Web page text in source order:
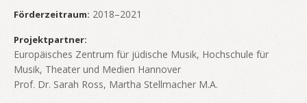
Förderzeitraum: 2018–2021
Projektpartner:
Europäisches Zentrum für jüdische Musik, Hochschule für
Musik, Theater und Medien Hannover
Prof. Dr. Sarah Ross, Martha Stellmacher M.A.